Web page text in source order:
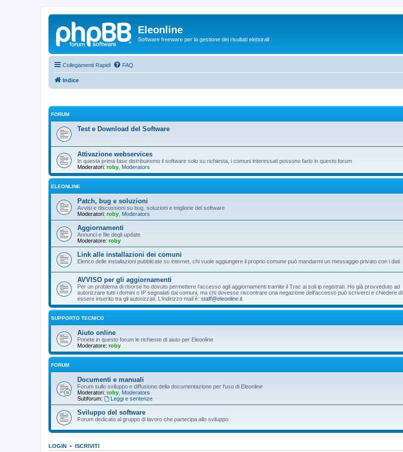
Eleonline
Software freeware per la gestione dei risultati elettorali
Collegamenti Rapidi FAQ
Indice
FORUM
Test e Download del Software
Attivazione webservices
In questa prima fase distribuiremo il software solo su richiesta, i comuni interessati possono farlo in questo forum
Moderatori: roby Moderators
ELEONLINE
Patch, bug e soluzioni
Avvisi e discussioni su bug, soluzioni e migliorie del software
Moderatori: roby Moderators
Aggiornamenti
Annunci e file degli update
Moderatore: roby
Link alle installazioni dei comuni
Elenco delle installazioni pubblicate su internet, chi vuole aggiungere il proprio comune può mandarmi un messaggio privato con i dati
AVVISO per gli aggiornamenti
Per un problema di risorse ho dovuto permettere l'accesso agli aggiornamenti tramite il Trac ai soli ip registrati. Ho già provveduto ad
autorizzare tutti i domini o IP segnalati dai comuni, ma chi dovesse riscontrare una negazione dell'accesso può scriverci e chiedere di
essere inserito tra gli autorizzati. L'indirizzo mail è: staff@eleonline.it
SUPPORTO TECNICO
Aiuto online
Ponete in questo forum le richieste di aiuto per Eleonline
Moderatore: roby
FORUM
Documenti e manuali
Forum sullo sviluppo e diffusione della documentazione per l'uso di Eleonline
Moderatori: roby Moderators
Subforum:
Leggi e sentenze
Sviluppo del software
Forum dedicato al gruppo di lavoro che partecipa allo sviluppo
LOGIN • ISCRIVITI